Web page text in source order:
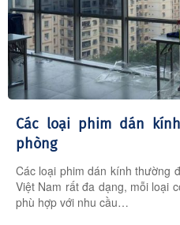
Các loại phim dán
phòng
Các loại phim dán kính thường
Việt Nam rất đa dạng, mỗi loại
phù hợp với nhu cầu…